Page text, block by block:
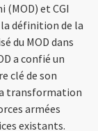
(MOD) et CGI
définition de la
du MOD dans
a confié un
clé de son
transformation
armées
existants.